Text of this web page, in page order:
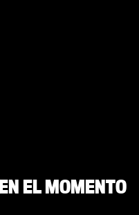
EL MOMENTO